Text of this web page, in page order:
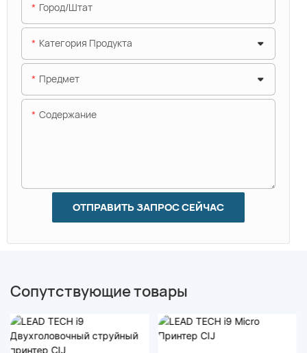
Город/штат
Категория Продукта
Предмет
Содержание
ОТПРАВИТЬ ЗАПРОС СЕЙЧАС
Сопутствующие товары